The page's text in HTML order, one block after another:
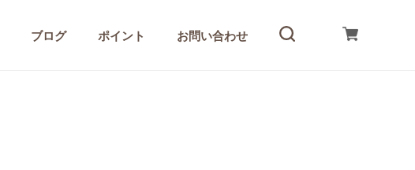
ブログ ポイント お問い合わせ